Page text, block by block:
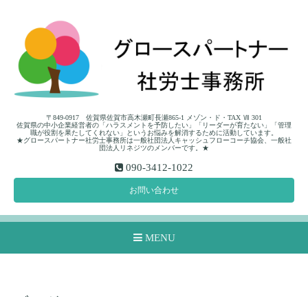
〒849-0917 佐賀県佐賀市高木瀬町長瀬865-1 メゾン・ド・TAX Ⅶ 301
佐賀県の中小企業経営者の「ハラスメントを予防したい」「リーダーが育たない」「管理
職が役割を果たしてくれない」というお悩みを解消するために活動しています。
★グロースパートナー社労士事務所は一般社団法人キャッシュフローコーチ協会、一般社
団法人リネジツのメンバーです。★
090-3412-1022
お問い合わせ
MENU